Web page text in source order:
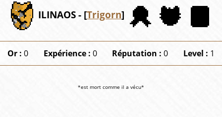
ILINAOS - [Trigorn]
Or :0 Expérience : 0 Réputation :0 Level : 1
*est mort comme il a vécu*